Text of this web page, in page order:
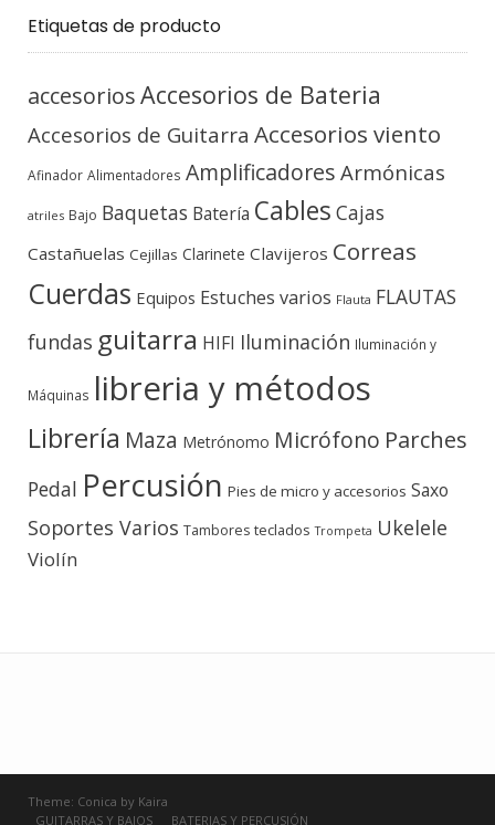
Etiquetas de producto
accesoriosAccesorios de Bateria
Accesorios de Guitarra Accesorios viento
Afinador Alimentadores Amplificadores Armónicas
atriles Bajo Baquetas Batería Cables Cajas
Castañuelas Cejillas Clarinete Clavijeros Correas
Cuerdas Equipos Estuches varios Flauta FLAUTAS
fundas guitarra HIFI Iluminación Iluminación y
Máquinas libreria y métodos
Librería Maza Metrónomo Micrófono Parches
Pedal Percusión Pies de micro y accesorios Saxo
Soportes Varios Tambores teclados Trompeta Ukelele
Violín
Theme: Conica by Kaira
GUITARRAS Y BAJOS
BATERIAS Y PERCUSIÓN